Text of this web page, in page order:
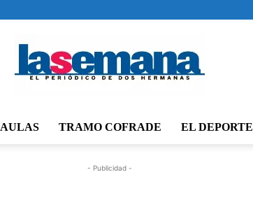
AULAS TRAMO COFRADE EL DEPORTE
- Publicidad -